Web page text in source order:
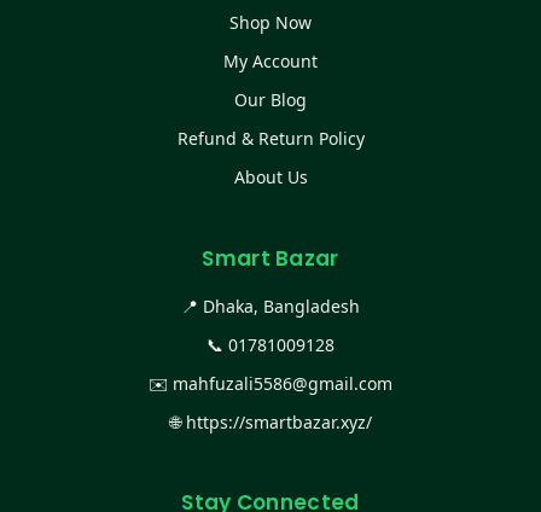
Shop Now
My Account
Our Blog
Refund & Return Policy
About Us
Smart Bazar
📍 Dhaka, Bangladesh
📞 01781009128
✉️ mahfuzali5586@gmail.com
🌐 https://smartbazar.xyz/
Stay Connected